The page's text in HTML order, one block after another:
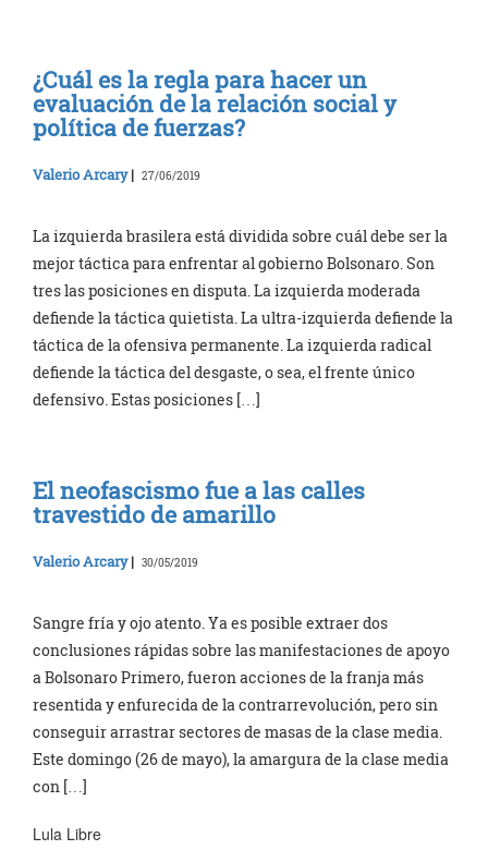
¿Cuál es la regla para hacer un
evaluación de la relación social y
política de fuerzas?
Valerio Arcary| 27/06/2019
La izquierda brasilera está dividida sobre cuál debe ser la
mejor táctica para enfrentar al gobierno Bolsonaro. Son
tres las posiciones en disputa. La izquierda moderada
defiende la táctica quietista. La ultra-izquierda defiende la
táctica de la ofensiva permanente. La izquierda radical
defiende la táctica del desgaste, o sea, el frente único
defensivo. Estas posiciones […]
El neofascismo fue a las calles
travestido de amarillo
Valerio Arcary| 30/05/2019
Sangre fría y ojo atento. Ya es posible extraer dos
conclusiones rápidas sobre las manifestaciones de apoyo
a Bolsonaro Primero, fueron acciones de la franja más
resentida y enfurecida de la contrarrevolución, pero sin
conseguir arrastrar sectores de masas de la clase media.
Este domingo (26 de mayo), la amargura de la clase media
con […]
Lula Libre